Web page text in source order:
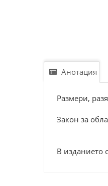
Анотация
Размери,
Закон за
В изданието